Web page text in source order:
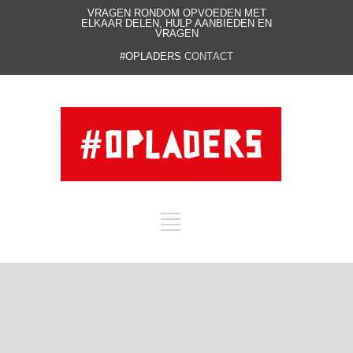
VRAGEN RONDOM OPVOEDEN MET
ELKAAR DELEN, HULP AANBIEDEN EN
VRAGEN
#OPLADERS CONTACT